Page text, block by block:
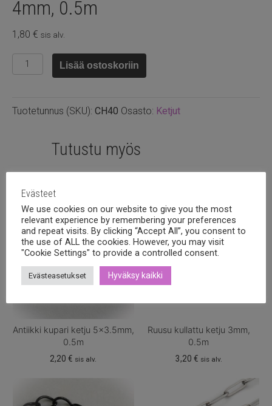
4mm, 0.5m
1,80 € sis alv.
Alumiini
vaalea
4mm,
Lisää ostoskoriin
Tuotetunnus (SKU): CH40 Osasto: Ketjut
Tutustu myös
Antiikki kupari ketju 5×3.5mm,
0.5m
2,20€ sis alv.
Ruusu kullattu ketju 3mm,
0.5m
3,20 € sis alv.
Evästeet
We use cookies on our website to give you the most
relevant experience by remembering your preferences
and repeat visits. By clicking “Accept All”, you consent to
the use of ALL the cookies. However, you may visit
"Cookie Settings" to provide a controlled consent.
Evästeasetukset Hyväksy kaikki